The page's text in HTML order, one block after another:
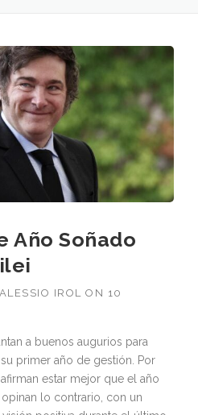
Año Soñado
IROL ON 10
a buenos augurios para
primer año de gestión. Por
estar mejor que el año
lo contrario, con un